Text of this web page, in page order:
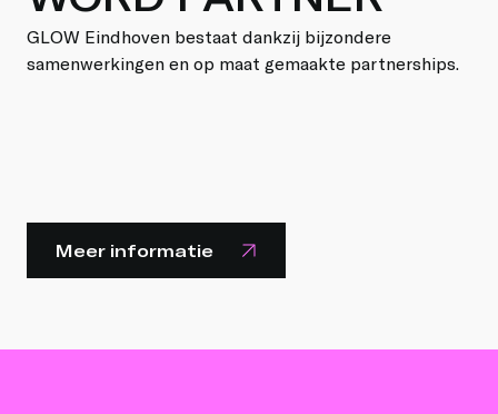
GLOW Eindhoven bestaat dankzij bijzondere
samenwerkingen en op maat gemaakte partnerships.
Meer informatie